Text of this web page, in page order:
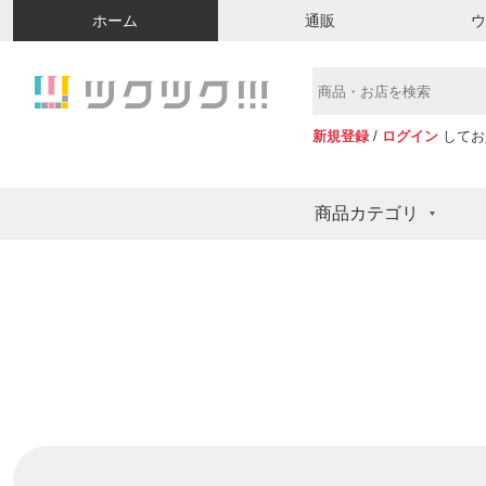
ホーム 通販
新規登録 / ログイン して
商品カテゴリ